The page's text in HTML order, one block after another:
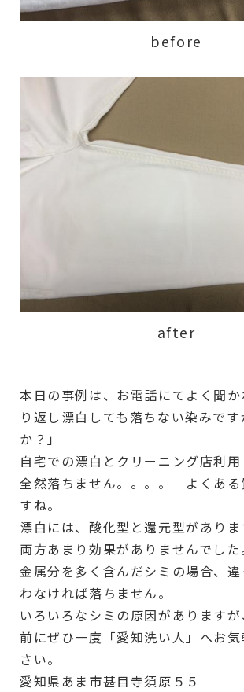
before
after
本日の事例は、お電話にてよく聞
り返し漂白しても落ちない染みで
か？」
自宅での漂白とクリーニング店利用
全然落ちません。。。。 よくある
すね。
漂白には、酸化型と還元型があり
両方あまり効果がありませんでした
金属分を多く含んだシミの場合、
わなければ落ちません。
いろいろなシミの原因があります
前にぜひ一度「愛知洗い人」へお
さい。
愛知県あま市甚目寺須原５５